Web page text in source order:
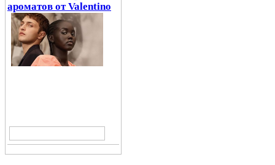
ароматов от Valentino